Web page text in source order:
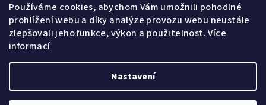
Používáme cookies, abychom Vám umožnili pohodlné
prohlížení webu a díky analýze provozu webu neustále
zlepšovali jeho funkce, výkon a použitelnost.Více
informací
Nastavení
Facebook
Copyright 2026MarBez.art. Všechna práva vyhrazena.